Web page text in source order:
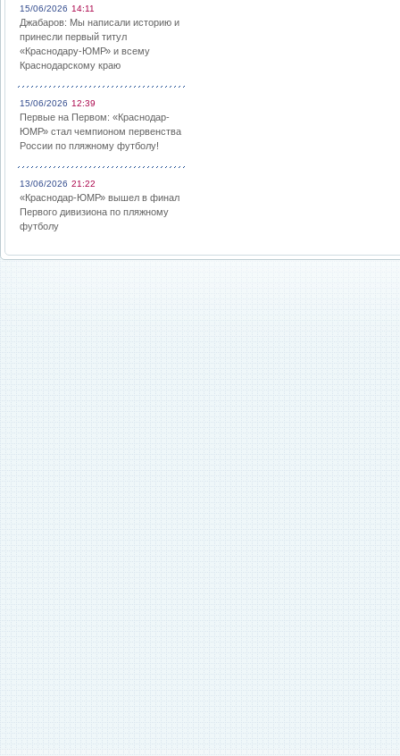
15/06/2026 14:11
Джабаров: Мы написали историю и
принесли первый титул
«Краснодару-ЮМР» и всему
Краснодарскому краю
15/06/2026 12:39
Первые на Первом: «Краснодар-
ЮМР» стал чемпионом первенства
России по пляжному футболу!
13/06/2026 21:22
«Краснодар-ЮМР» вышел в финал
Первого дивизиона по пляжному
футболу